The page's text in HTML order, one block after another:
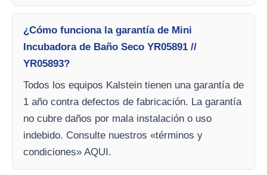
¿Cómo funciona la garantía de Mini
Incubadora de Baño Seco YR05891 //
YR05893?
Todos los equipos Kalstein tienen una garantía de
1 año contra defectos de fabricación. La garantía
no cubre daños por mala instalación o uso
indebido. Consulte nuestros «términos y
condiciones» AQUI.